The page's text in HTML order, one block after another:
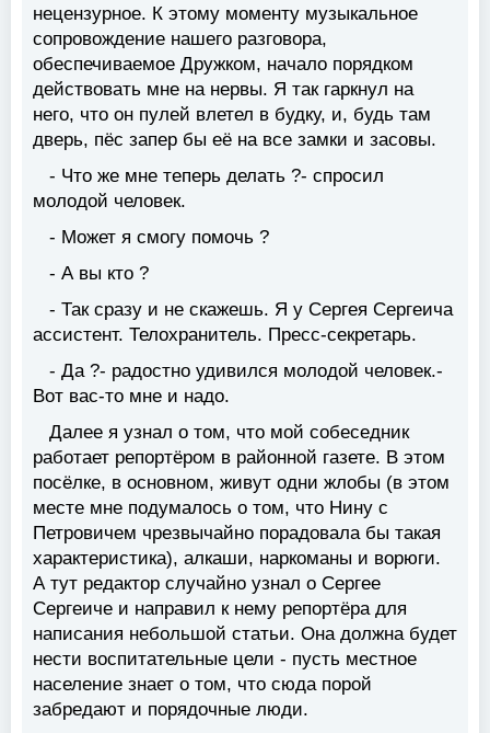
нецензурное. К этому моменту музыкальное
сопровождение нашего разговора,
обеспечиваемое Дружком, начало порядком
действовать мне на нервы. Я так гаркнул на
него, что он пулей влетел в будку, и, будь там
дверь, пёс запер бы её на все замки и засовы.
- Что же мне теперь делать ?- спросил
молодой человек.
- Может я смогу помочь ?
- А вы кто ?
- Так сразу и не скажешь. Я у Сергея Сергеича
ассистент. Телохранитель. Пресс-секретарь.
- Да ?- радостно удивился молодой человек.-
Вот вас-то мне и надо.
Далее я узнал о том, что мой собеседник
работает репортёром в районной газете. В этом
посёлке, в основном, живут одни жлобы (в этом
месте мне подумалось о том, что Нину с
Петровичем чрезвычайно порадовала бы такая
характеристика), алкаши, наркоманы и ворюги.
А тут редактор случайно узнал о Сергее
Сергеиче и направил к нему репортёра для
написания небольшой статьи. Она должна будет
нести воспитательные цели - пусть местное
население знает о том, что сюда порой
забредают и порядочные люди.